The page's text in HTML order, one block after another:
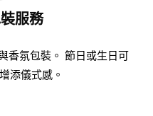
服務
香氛包裝。 節日或生日可
添儀式感。